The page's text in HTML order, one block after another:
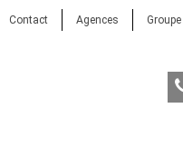
Contact Agences